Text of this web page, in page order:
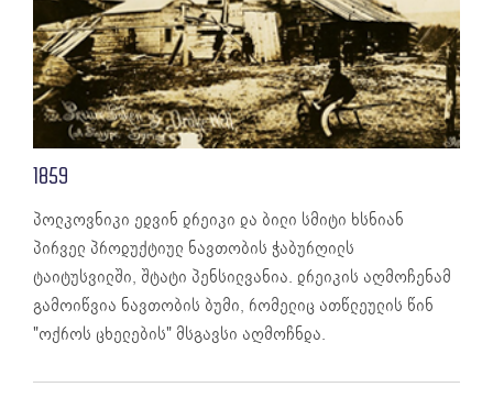
1859
პოლკოვნიკი ედვინ დრეიკი და ბილი სმიტი ხსნიან
პირველ პროდუქტიულ ნავთობის ჭაბურღილს
ტაიტუსვილში, შტატი პენსილვანია. დრეიკის აღმოჩენამ
გამოიწვია ნავთობის ბუმი, რომელიც ათწლეულის წინ
"ოქროს ცხელების" მსგავსი აღმოჩნდა.